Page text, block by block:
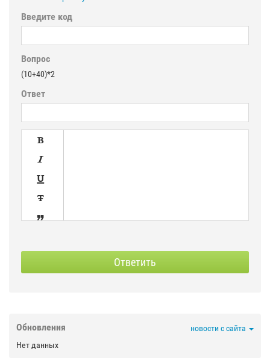
Введите код
Вопрос
(10+40)*2
Ответ








Ответить
Обновления
новости с сайта
Нет данных